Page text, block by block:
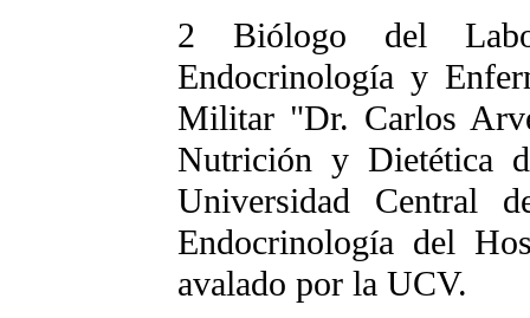
2 Biólogo del
Endocrinología y
Militar "Dr. Carlos
Nutrición y Dietética
Universidad Central
Endocrinología del
avalado por la UCV.